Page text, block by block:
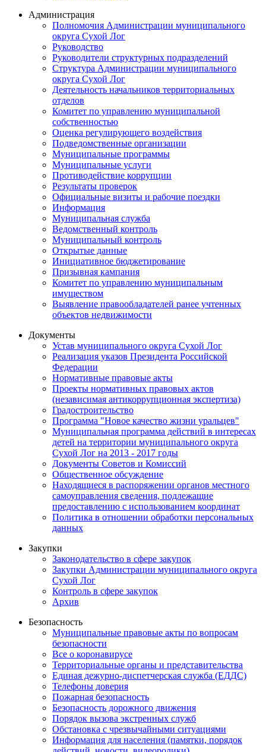
Администрация
Полномочия Администрации муниципального
округа Сухой Лог
Руководство
Руководители структурных подразделений
Структура Администрации муниципального
округа Сухой Лог
Деятельность начальников территориальных
отделов
Комитет по управлению муниципальной
собственностью
Оценка регулирующего воздействия
Подведомственные организации
Муниципальные программы
Муниципальные услуги
Противодействие коррупции
Результаты проверок
Официальные визиты и рабочие поездки
Информация
Муниципальная служба
Ведомственный контроль
Муниципальный контроль
Открытые данные
Инициативное бюджетирование
Призывная кампания
Комитет по управлению муниципальным
имуществом
Выявление правообладателей ранее учтенных
объектов недвижимости
Документы
Устав муниципального округа Сухой Лог
Реализация указов Президента Российской
Федерации
Нормативные правовые акты
Проекты нормативных правовых актов
(независимая антикоррупционная экспертиза)
Градостроительство
Программа "Новое качество жизни уральцев"
Муниципальная программа действий в интересах
детей на территории муниципального округа
Сухой Лог на 2013 - 2017 годы
Документы Советов и Комиссий
Общественное обсуждение
Находящиеся в распоряжении органов местного
самоуправления сведения, подлежащие
предоставлению с использованием координат
Политика в отношении обработки персональных
данных
Закупки
Законодательство в сфере закупок
Закупки Администрации муниципального округа
Сухой Лог
Контроль в сфере закупок
Архив
Безопасность
Муниципальные правовые акты по вопросам
безопасности
Все о коронавирусе
Территориальные органы и представительства
Единая дежурно-диспетчерская служба (ЕДДС)
Телефоны доверия
Пожарная безопасность
Безопасность дорожного движения
Порядок вызова экстренных служб
Обстановка с чрезвычайными ситуациями
Информация для населения (памятки, порядок